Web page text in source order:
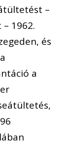
–
1962.
és
a